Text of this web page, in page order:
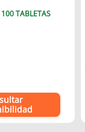
TABLETAS